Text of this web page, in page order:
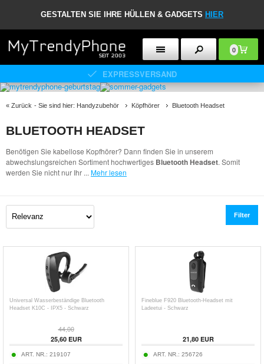
GESTALTEN SIE IHRE HÜLLEN & GADGETS HIER
0
EXPRESSVERSAND
« Zurück - Sie sind hier: Handyzubehör Köpfhörer Bluetooth Headset
BLUETOOTH HEADSET
Benötigen Sie kabellose Kopfhörer? Dann finden Sie in unserem
abwechslungsreichen Sortiment hochwertiges Bluetooth Headset. Somit
werden Sie nicht nur Ihr ... Mehr lesen
Filter
Universal Wasserbeständige Bluetooth
Headset K10C - IPX5 - Schwarz
44,00
25,60EUR
ART. NR.: 219107
Fineblue F920 Bluetooth-Headset mit
Ladeetui - Schwarz
21,80EUR
ART. NR.: 256726